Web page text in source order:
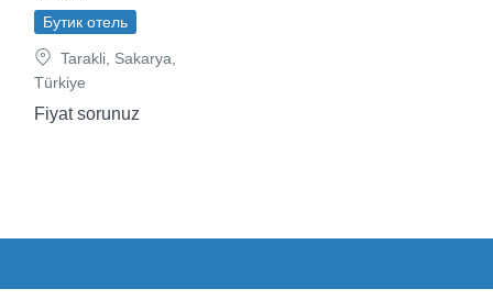
Бутик отель
Tarakli, Sakarya,
Türkiye
Fiyat sorunuz